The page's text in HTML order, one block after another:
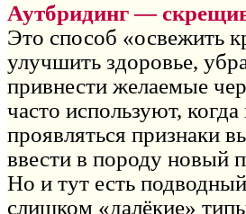
Аутбридинг —
Это способ «освежить
улучшить здоровье,
привнести желаемые
часто используют,
проявляться признаки
ввести в породу новый
Но и тут есть
слишком «далёкие»